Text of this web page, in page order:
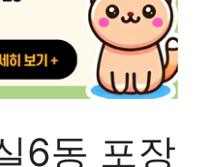
6동 포장